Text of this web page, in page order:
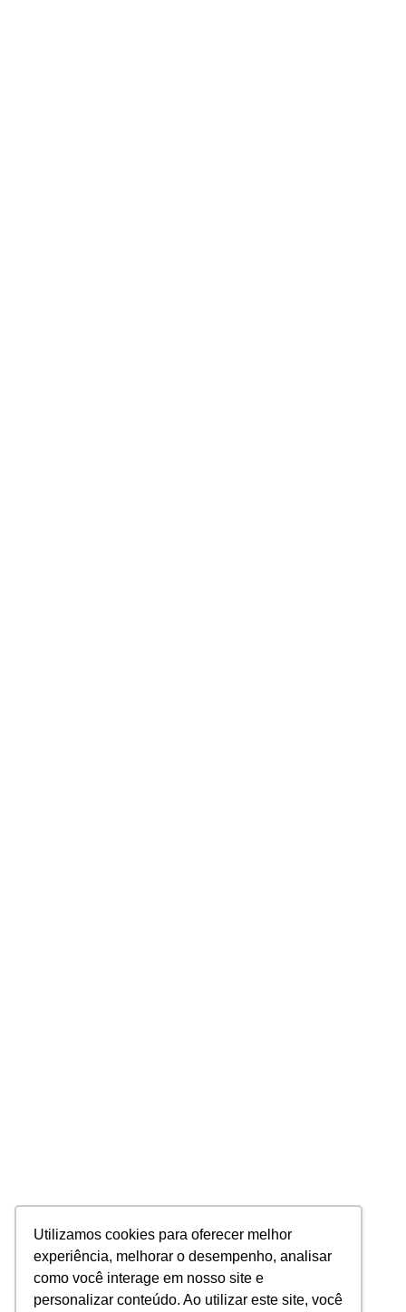
Utilizamos cookies para oferecer melhor
experiência, melhorar o desempenho, analisar
como você interage em nosso site e
personalizar conteúdo. Ao utilizar este site, você